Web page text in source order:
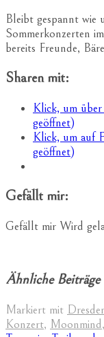
Bleibt gespannt wie
Sommerkonzerten
bereits Freunde,
Sharen mit:
Klick, um
geöffnet)
Klick, um auf
geöffnet)
Gefällt mir:
Gefällt mir Wird
Ähnliche Beiträge
Markiert mit
Konzert, Moonmind,